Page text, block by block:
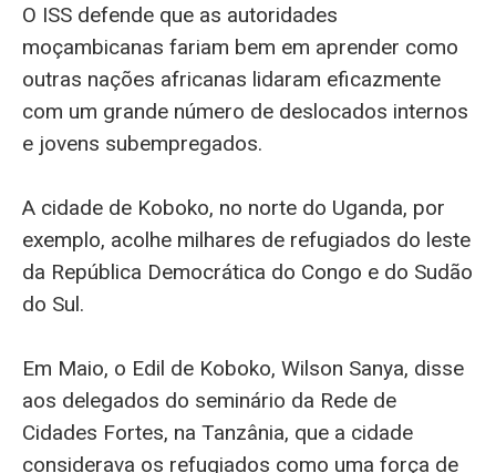
O ISS defende que as autoridades
moçambicanas fariam bem em aprender como
outras nações africanas lidaram eficazmente
com um grande número de deslocados internos
e jovens subempregados.
A cidade de Koboko, no norte do Uganda, por
exemplo, acolhe milhares de refugiados do leste
da República Democrática do Congo e do Sudão
do Sul.
Em Maio, o Edil de Koboko, Wilson Sanya, disse
aos delegados do seminário da Rede de
Cidades Fortes, na Tanzânia, que a cidade
considerava os refugiados como uma força de